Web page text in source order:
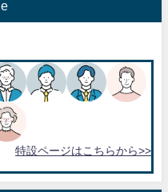
特設ページはこちらから>>